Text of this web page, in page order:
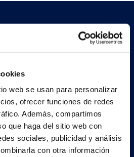
web se usan para personalizar
ofrecer funciones de redes
Además, compartimos
que haga del sitio web con
sociales, publicidad y análisis
con otra información
a nuestra
ahora